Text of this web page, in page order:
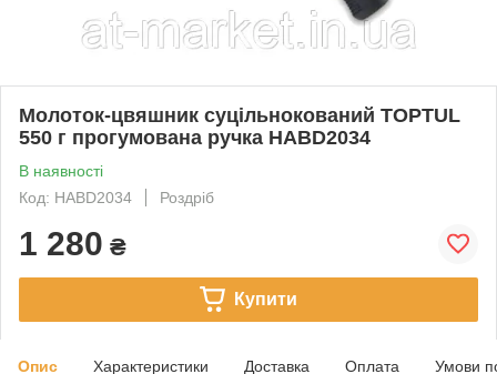
Молоток-цвяшник суцільнокований TOPTUL
550 г прогумована ручка HABD2034
В наявності
Код: HABD2034
Роздріб
1 280 ₴
Купити
Опис Характеристики Доставка Оплата Умови